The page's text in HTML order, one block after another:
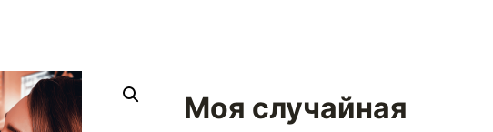
Моя случайная